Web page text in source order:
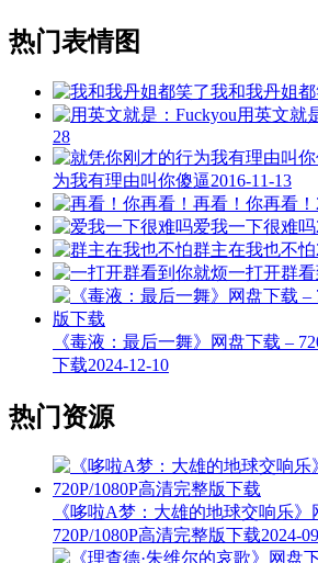
热门表情图
我和我丹姐都
用英文就
28
为我有理由叫你傻逼2016-11-13
再看！你再看！
爱我一下很难吗
群主在我也不怕
一打开群
《毒液：最后一舞》网盘下载 –
下载2024-12-10
热门资源
《哆啦A梦：大雄的地球交响乐》
720P/1080P高清完整版下载2024-